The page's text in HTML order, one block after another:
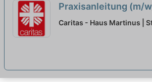
Praxisanleitung (m/
(50%) - Ein
Caritas - Haus Martinus |